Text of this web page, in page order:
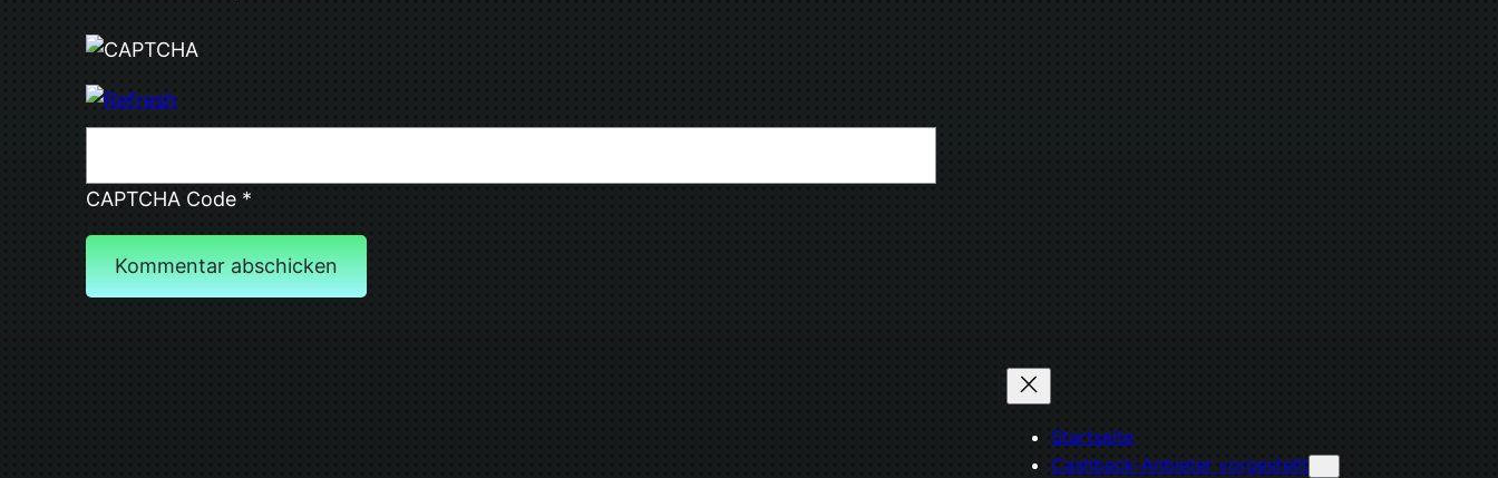
CAPTCHA Code *
Startseite
Cashback-Anbieter vorgestellt